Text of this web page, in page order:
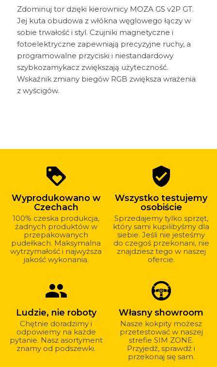
Zdominuj tor dzięki kierownicy MOZA GS v2P GT.
Jej kuta obudowa z włókna węglowego łączy w
sobie trwałość i styl. Czujniki magnetyczne i
fotoelektryczne zapewniają precyzyjne ruchy, a
programowalne przyciski i niestandardowy
szybkozamykacz zwiększają użyteczność.
Wskaźnik zmiany biegów RGB zwiększa wrażenia
z wyścigów.
Dlaczego
u
loyalty
Wyprodukowano w
Czechach
100% czeska produkcja,
żadnych produktów w
przepakowanych
pudełkach. Maksymalna
wytrzymałość i najwyższa
jakość wykonania.
verified_user
Wszystko testujemy
osobiście
Sprzedajemy tylko sprzęt,
który sami kupilibyśmy dla
siebie. Jeśli nie jesteśmy
do czegoś przekonani, nie
znajdziesz tego w naszej
ofercie.
group
Ludzie, nie roboty
Chętnie doradzimy i
odpowiemy na każde
pytanie. Nasz asortyment
znamy od podszewki.
Własny showroom
Nasze kokpity możesz
przetestować w naszej
strefie SIM ZONE.
Przyjedź, sprawdź i
przekonaj się sam.